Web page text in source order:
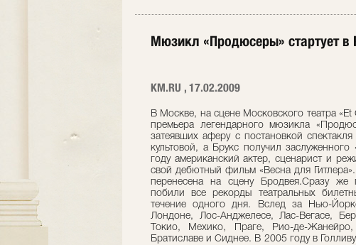
Мюзикл «Продюсеры» стартует в
KM.RU , 17.02.2009
В Москве, на сцене Московского театра «Et
премьера легендарного мюзикла
затеявших аферу с постановкой
культовой, а Брукс получил
году американский актер, сценарист и
свой дебютный фильм «Весна для
перенесена на сцену Бродвея.Сразу
побили все рекорды театральных
течение одного дня. Вслед за Нью-
Лондоне, Лос-Анджелесе, Лас-Вегасе,
Токио, Мехико, Праге, Рио-де-
Братиславе и Сиднее. В 2005 году в